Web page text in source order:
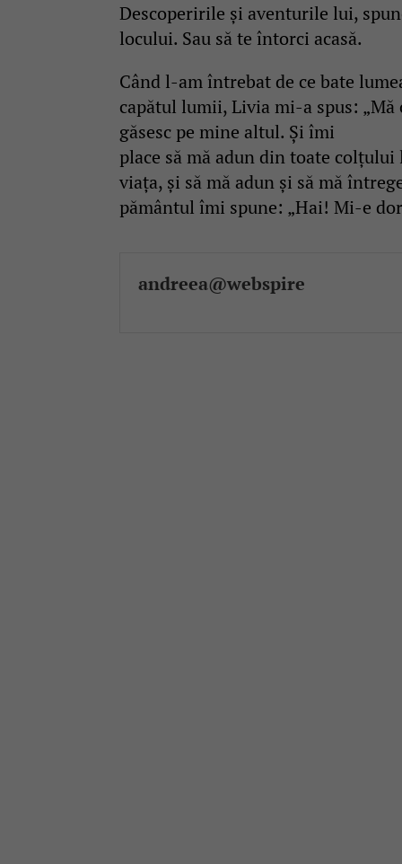
Descoperirile și aventurile lui,
locului. Sau să te întorci acasă.
Când l-am întrebat de ce bate
capătul lumii, Livia mi-a spus:
găsesc pe mine altul. Și îmi
place să mă adun din toate
viața, și să mă adun și să mă
pământul îmi spune: „Hai! Mi-e
andreea@webspire